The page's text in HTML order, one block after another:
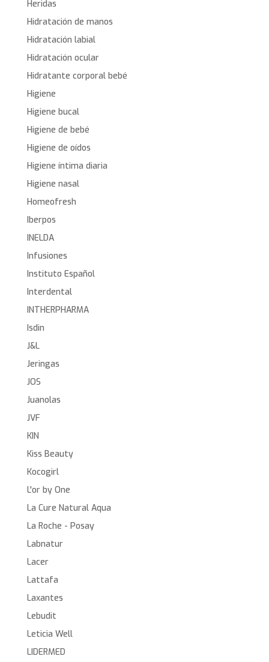
Heridas
Hidratación de manos
Hidratación labial
Hidratación ocular
Hidratante corporal bebé
Higiene
Higiene bucal
Higiene de bebé
Higiene de oídos
Higiene íntima diaria
Higiene nasal
Homeofresh
Iberpos
INELDA
Infusiones
Instituto Español
Interdental
INTHERPHARMA
Isdin
J&L
Jeringas
JOS
Juanolas
JVF
KIN
Kiss Beauty
Kocogirl
L'or by One
La Cure Natural Aqua
La Roche - Posay
Labnatur
Lacer
Lattafa
Laxantes
Lebudit
Leticia Well
LIDERMED